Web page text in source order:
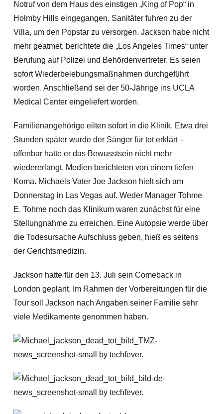
Notruf von dem Haus des einstigen „King of Pop“ in
Holmby Hills eingegangen. Sanitäter fuhren zu der
Villa, um den Popstar zu versorgen. Jackson habe nicht
mehr geatmet, berichtete die „Los Angeles Times“ unter
Berufung auf Polizei und Behördenvertreter. Es seien
sofort Wiederbelebungsmaßnahmen durchgeführt
worden. Anschließend sei der 50-Jährige ins UCLA
Medical Center eingeliefert worden.
Familienangehörige eilten sofort in die Klinik. Etwa drei
Stunden später wurde der Sänger für tot erklärt –
offenbar hatte er das Bewusstsein nicht mehr
wiedererlangt. Medien berichteten von einem tiefen
Koma. Michaels Vater Joe Jackson hielt sich am
Donnerstag in Las Vegas auf. Weder Manager Tohme
E. Tohme noch das Klinikum waren zunächst für eine
Stellungnahme zu erreichen. Eine Autopsie werde über
die Todesursache Aufschluss geben, hieß es seitens
der Gerichtsmedizin.
Jackson hatte für den 13. Juli sein Comeback in
London geplant. Im Rahmen der Vorbereitungen für die
Tour soll Jackson nach Angaben seiner Familie sehr
viele Medikamente genommen haben.